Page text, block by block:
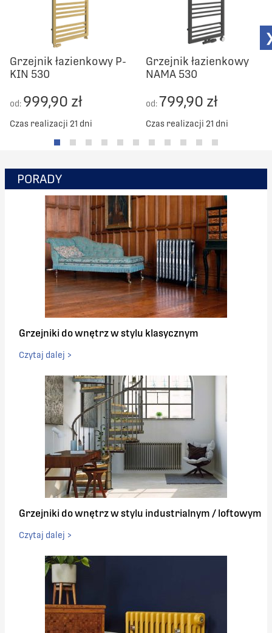
Grzejnik łazienkowy P-
KIN 530
od: 999,90 zł
Czas realizacji 21 dni
Grzejnik łazienkowy
NAMA 530
od:799,90 zł
Czas realizacji 21 dni
PORADY
Grzejniki do wnętrz w stylu klasycznym
Czytaj dalej >
Grzejniki do wnętrz w stylu industrialnym / loftowym
Czytaj dalej >